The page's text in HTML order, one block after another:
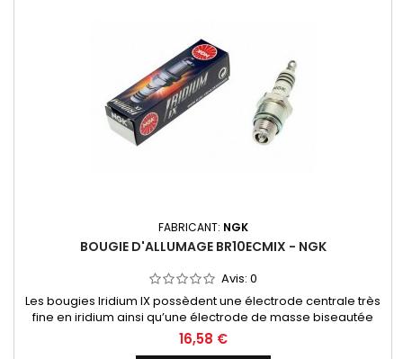
FABRICANT: NGK
BOUGIE D'ALLUMAGE BR10ECMIX - NGK
Avis: 0
Les bougies Iridium IX possèdent une électrode centrale très
fine en iridium ainsi qu’une électrode de masse biseautée
- Longévité plus importante - Meilleur allumage -
Consommation réduite - Meilleur confort de conduite
16,58 €